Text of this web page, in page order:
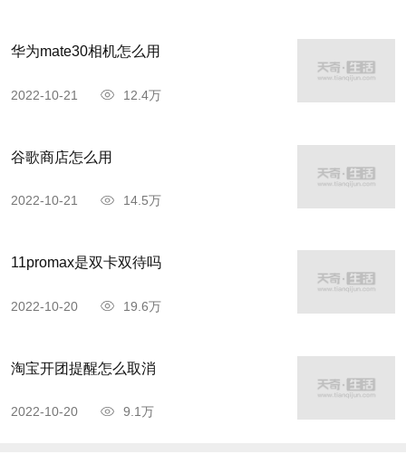
华为mate30相机怎么用
2022-10-21 12.4万
谷歌商店怎么用
2022-10-21 14.5万
11promax是双卡双待吗
2022-10-20 19.6万
淘宝开团提醒怎么取消
2022-10-20 9.1万